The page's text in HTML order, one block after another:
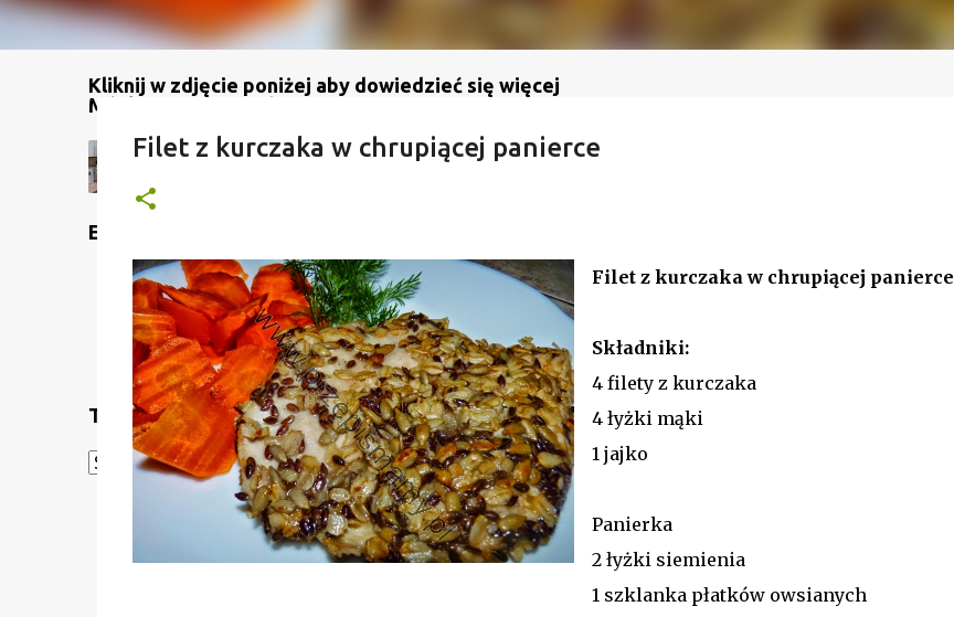
Kliknij w zdjęcie poniżej aby dowiedzieć się więcej
Mój kanał na YouTube
Etykiety
Translate
Powered by Translate
Filet z kurczaka w chrupiącej panierce
Filet z kurczaka w chrupiącej panierce
Składniki:
4 filety z kurczaka
4 łyżki mąki
1 jajko
Panierka
2 łyżki siemienia
1 szklanka płatków owsianych